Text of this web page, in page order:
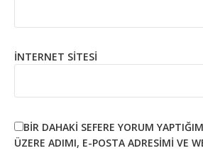
İNTERNET SITESI
BIR DAHAKI SEFERE YORUM
ÜZERE ADIMI, E-POSTA ADRESIMI VE